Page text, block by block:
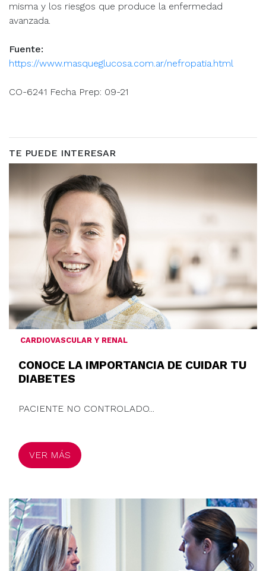
misma y los riesgos que produce la enfermedad
avanzada.
Fuente:
https://www.masqueglucosa.com.ar/nefropatia.html
CO-6241 Fecha Prep: 09-21
TE PUEDE INTERESAR
CARDIOVASCULAR Y RENAL
CONOCE LA IMPORTANCIA DE CUIDAR TU
DIABETES
PACIENTE NO CONTROLADO...
VER MÁS